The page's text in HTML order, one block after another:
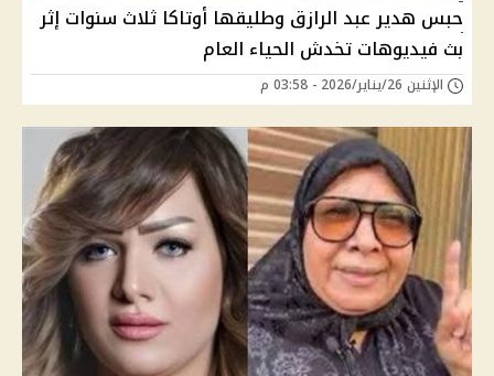
حبس هدير عبد الرازق وطليقها أوتاكا ثلاث سنوات إثر
بث فيديوهات تخدش الحياء العام
الإثنين 26/يناير/2026 - 03:58 م